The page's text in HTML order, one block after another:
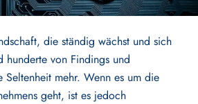
die ständig wächst und sich
hunderte von Findings und
Seltenheit mehr. Wenn es um die
geht, ist es jedoch